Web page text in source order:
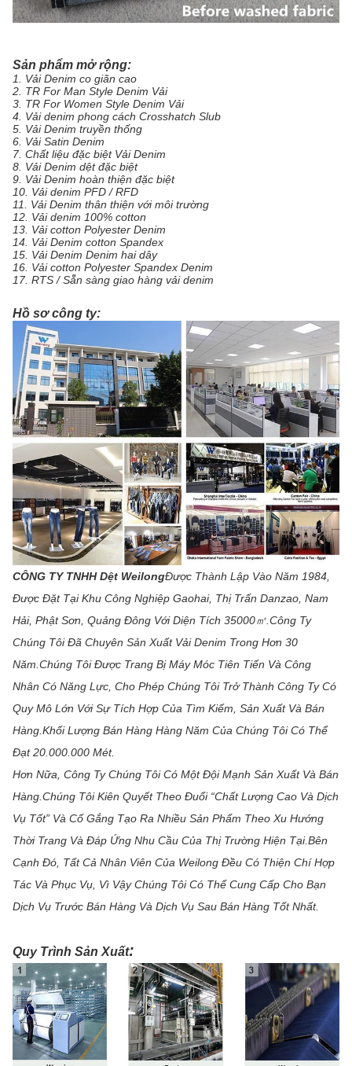
Sản phẩm mở rộng:
1. Vải Denim co giãn cao
2. TR For Man Style Denim Vải
3. TR For Women Style Denim Vải
4. Vải denim phong cách Crosshatch Slub
5. Vải Denim truyền thống
6. Vải Satin Denim
7. Chất liệu đặc biệt Vải Denim
8. Vải Denim dệt đặc biệt
9. Vải Denim hoàn thiện đặc biệt
10. Vải denim PFD / RFD
11. Vải Denim thân thiện với môi trường
12. Vải denim 100% cotton
13. Vải cotton Polyester Denim
14. Vải Denim cotton Spandex
15. Vải Denim Denim hai dây
16. Vải cotton Polyester Spandex Denim
17. RTS / Sẵn sàng giao hàng vải denim
Hồ sơ công ty:
CÔNG TY TNHH Dệt WeilongĐược Thành Lập Vào Năm 1984,
Được Đặt Tại Khu Công Nghiệp Gaohai, Thị Trấn Danzao, Nam
Hải, Phật Sơn, Quảng Đông Với Diện Tích 35000㎡.Công Ty
Chúng Tôi Đã Chuyên Sản Xuất Vải Denim Trong Hơn 30
Năm.Chúng Tôi Được Trang Bị Máy Móc Tiên Tiến Và Công
Nhân Có Năng Lực, Cho Phép Chúng Tôi Trở Thành Công Ty Có
Quy Mô Lớn Với Sự Tích Hợp Của Tìm Kiếm, Sản Xuất Và Bán
Hàng.Khối Lượng Bán Hàng Hàng Năm Của Chúng Tôi Có Thể
Đạt 20.000.000 Mét.
Hơn Nữa, Công Ty Chúng Tôi Có Một Đội Mạnh Sản Xuất Và Bán
Hàng.Chúng Tôi Kiên Quyết Theo Đuổi “Chất Lượng Cao Và Dịch
Vụ Tốt” Và Cố Gắng Tạo Ra Nhiều Sản Phẩm Theo Xu Hướng
Thời Trang Và Đáp Ứng Nhu Cầu Của Thị Trường Hiện Tại.Bên
Cạnh Đó, Tất Cả Nhân Viên Của Weilong Đều Có Thiện Chí Hợp
Tác Và Phục Vụ, Vì Vậy Chúng Tôi Có Thể Cung Cấp Cho Bạn
Dịch Vụ Trước Bán Hàng Và Dịch Vụ Sau Bán Hàng Tốt Nhất.
Quy Trình Sản Xuất: